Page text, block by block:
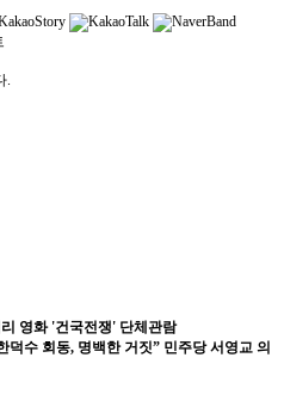
.
영화 '건국전쟁' 단체관람
덕수 회동, 명백한 거짓” 민주당 서영교 의